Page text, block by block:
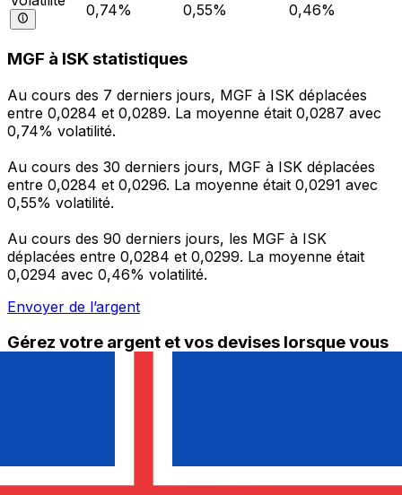
0,74% 0,55% 0,46%
MGF à ISK statistiques
Au cours des 7 derniers jours, MGF à ISK déplacées
entre 0,0284 et 0,0289. La moyenne était 0,0287 avec
0,74% volatilité.
Au cours des 30 derniers jours, MGF à ISK déplacées
entre 0,0284 et 0,0296. La moyenne était 0,0291 avec
0,55% volatilité.
Au cours des 90 derniers jours, les MGF à ISK
déplacées entre 0,0284 et 0,0299. La moyenne était
0,0294 avec 0,46% volatilité.
Envoyer de l’argent
Gérez votre argent et vos devises lorsque vous
l'argent à l'étranger sans frais cachés. Téléchargez
l'application dès aujourd'hui !